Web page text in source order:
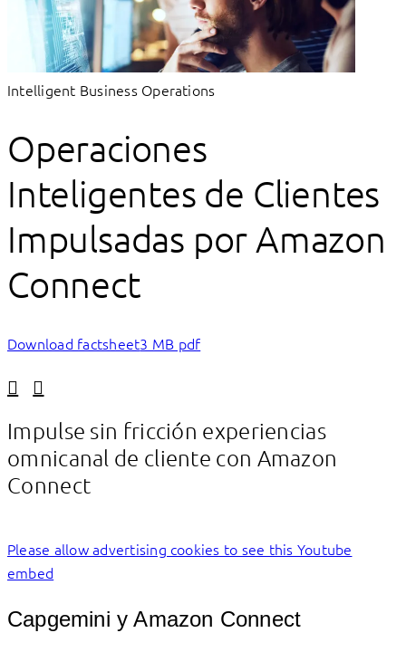
Intelligent Business Operations
Operaciones
Inteligentes de Clientes
Impulsadas por Amazon
Connect
Download factsheet3 MB pdf
Impulse sin fricción experiencias
omnicanal de cliente con Amazon
Connect
Please allow advertising cookies to see this Youtube
embed
Capgemini y Amazon Connect